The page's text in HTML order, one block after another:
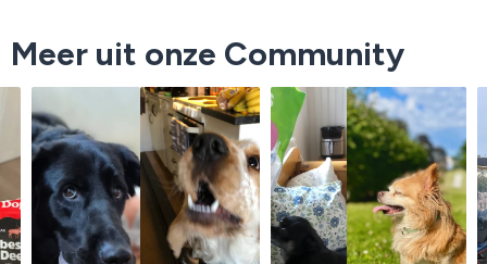
Meer uit onze Community